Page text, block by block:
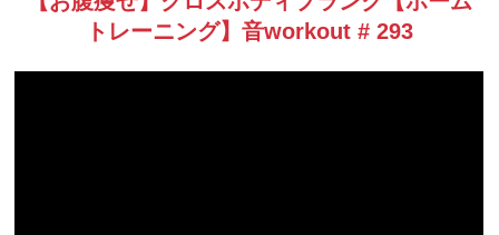
トレーニング】音workout # 293